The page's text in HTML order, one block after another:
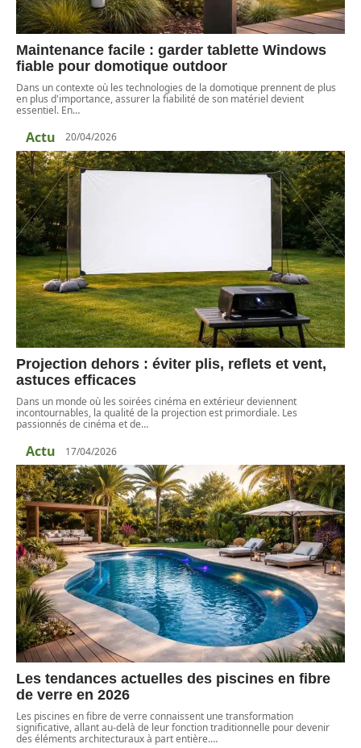
Maintenance facile : garder tablette Windows
fiable pour domotique outdoor
Dans un contexte où les technologies de la domotique prennent de plus
en plus d'importance, assurer la fiabilité de son matériel devient
essentiel. En…
Actu 20/04/2026
Projection dehors : éviter plis, reflets et vent,
astuces efficaces
Dans un monde où les soirées cinéma en extérieur deviennent
incontournables, la qualité de la projection est primordiale. Les
passionnés de cinéma et de…
Actu 17/04/2026
Les tendances actuelles des piscines en fibre
de verre en 2026
Les piscines en fibre de verre connaissent une transformation
significative, allant au-delà de leur fonction traditionnelle pour devenir
des éléments architecturaux à part entière.…